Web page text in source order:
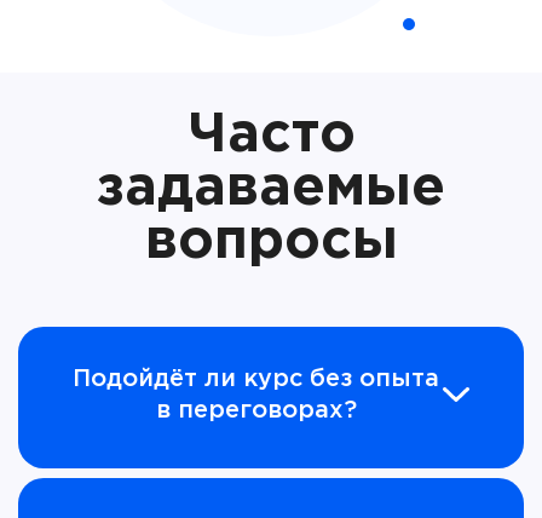
Часто
задаваемые
вопросы
Подойдёт ли курс без опыта
в переговорах?